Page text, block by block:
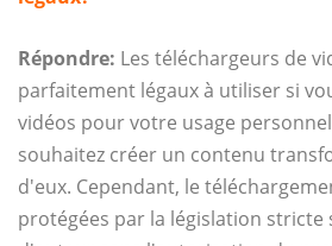
Répondre: Les téléchargeurs de
parfaitement légaux à utiliser si
vidéos pour votre usage
souhaitez créer un contenu
d'eux. Cependant, le
protégées par la législation stricte